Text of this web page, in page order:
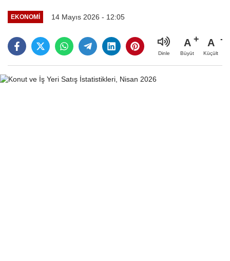
EKONOMİ 14 Mayıs 2026 - 12:05
Dinle
A
Büyüt
A
Küçült